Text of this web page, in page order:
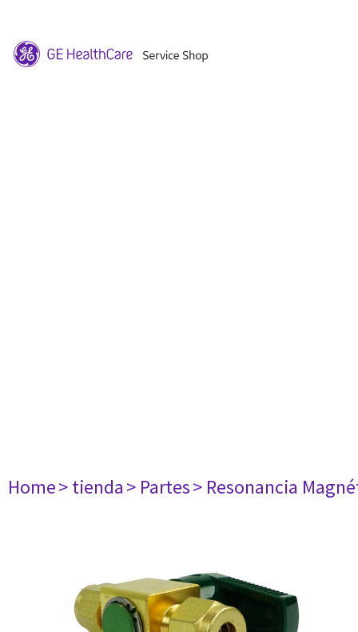
Home> tienda> Partes> Resonancia